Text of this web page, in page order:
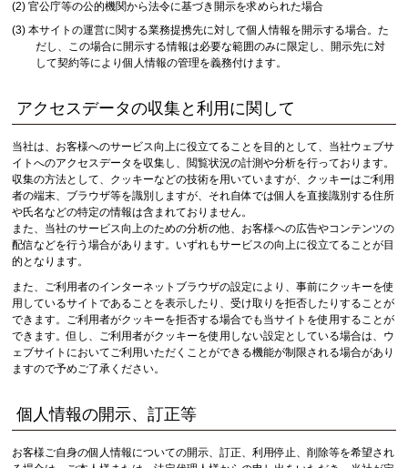
官公庁等の公的機関から法令に基づき開示を求められた場合
本サイトの運営に関する業務提携先に対して個人情報を開示する場合。た
だし、この場合に開示する情報は必要な範囲のみに限定し、開示先に対
して契約等により個人情報の管理を義務付けます。
アクセスデータの収集と利用に関して
当社は、お客様へのサービス向上に役立てることを目的として、当社ウェブサ
イトへのアクセスデータを収集し、閲覧状況の計測や分析を行っております。
収集の方法として、クッキーなどの技術を用いていますが、クッキーはご利用
者の端末、ブラウザ等を識別しますが、それ自体では個人を直接識別する住所
や氏名などの特定の情報は含まれておりません。
また、当社のサービス向上のための分析の他、お客様への広告やコンテンツの
配信などを行う場合があります。いずれもサービスの向上に役立てることが目
的となります。
また、ご利用者のインターネットブラウザの設定により、事前にクッキーを使
用しているサイトであることを表示したり、受け取りを拒否したりすることが
できます。ご利用者がクッキーを拒否する場合でも当サイトを使用することが
できます。但し、ご利用者がクッキーを使用しない設定としている場合は、ウ
ェブサイトにおいてご利用いただくことができる機能が制限される場合があり
ますので予めご了承ください。
個人情報の開示、訂正等
お客様ご自身の個人情報についての開示、訂正、利用停止、削除等を希望され